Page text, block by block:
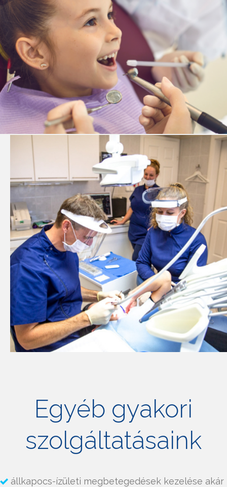
Egyéb gyakori
szolgáltatásaink
állkapocs-ízületi megbetegedések kezelése akár